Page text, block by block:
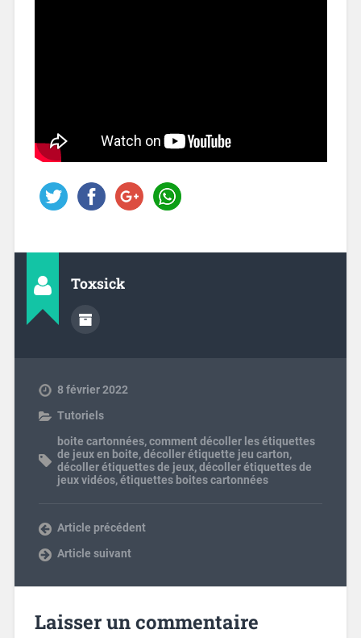
Toxsick
8 février 2022
Tutoriels
boite cartonnées,comment décoller les étiquettes
de jeux en boite,décoller étiquette jeu carton,
décoller étiquettes de jeux,décoller étiquettes de
jeux vidéos,étiquettes boites cartonnées
Article précédent
Article suivant
Laisser un commentaire